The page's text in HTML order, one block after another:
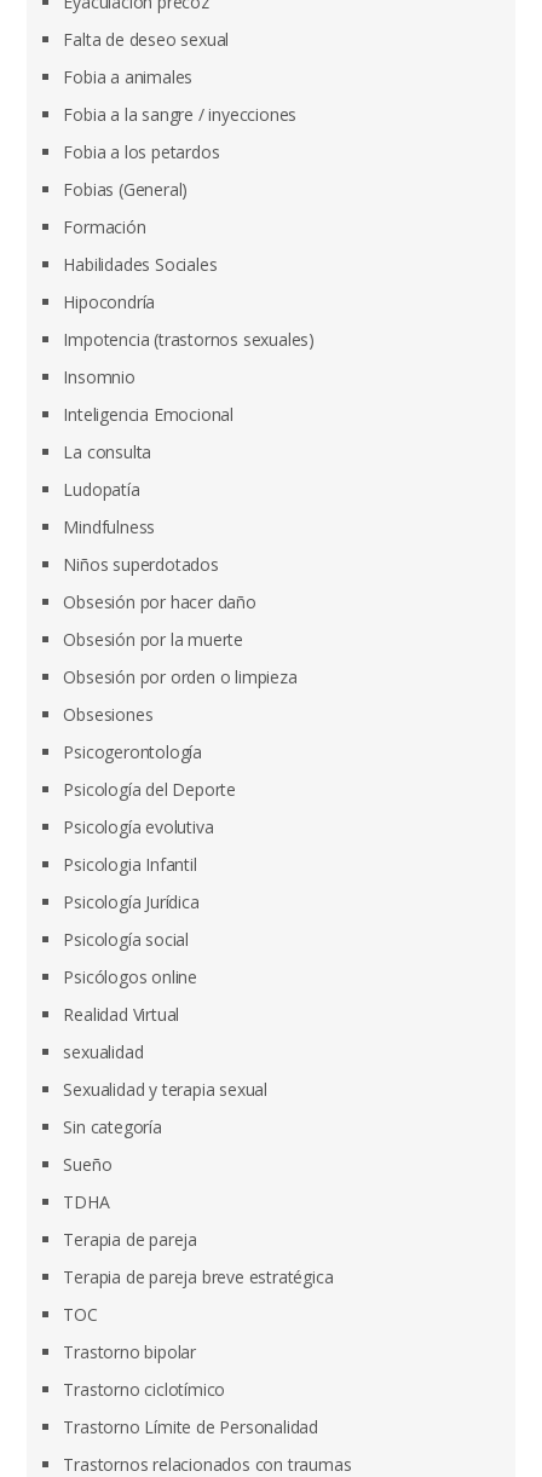
Falta de deseo sexual
Fobia a animales
Fobia a la sangre / inyecciones
Fobia a los petardos
Fobias (General)
Formación
Habilidades Sociales
Hipocondría
Impotencia (trastornos sexuales)
Insomnio
Inteligencia Emocional
La consulta
Ludopatía
Mindfulness
Niños superdotados
Obsesión por hacer daño
Obsesión por la muerte
Obsesión por orden o limpieza
Obsesiones
Psicogerontología
Psicología del Deporte
Psicología evolutiva
Psicologia Infantil
Psicología Jurídica
Psicología social
Psicólogos online
Realidad Virtual
sexualidad
Sexualidad y terapia sexual
Sin categoría
Sueño
TDHA
Terapia de pareja
Terapia de pareja breve estratégica
TOC
Trastorno bipolar
Trastorno ciclotímico
Trastorno Límite de Personalidad
Trastornos relacionados con traumas